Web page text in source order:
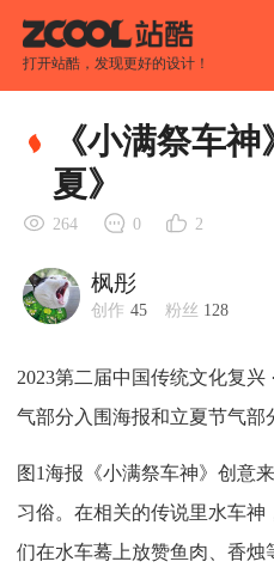
打开站酷，发现更好的设计！
《小满祭车
夏》
264 0 2
枫彤
创作 45 粉丝 128
2023第二届中国传统文化复
气部分入围海报和立夏节气部
图1海报《小满祭车神》创意
习俗。在相关的传说里水车神
们在水车蓦上放赞鱼肉、香